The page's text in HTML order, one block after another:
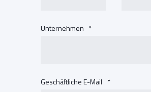
Unternehmen *
Geschäftliche E-Mail *